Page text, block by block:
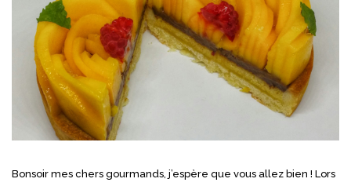
Bonsoir mes chers gourmands, j’espère que vous allez bien ! Lors